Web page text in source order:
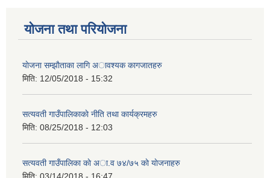
योजना तथा परियोजना
याेजना सम्झाैताका लागि अावश्यक कागजातहरु
मिति: 12/05/2018 - 15:32
सत्यवती गाउँपालिकाकाे नीति तथा कार्यक्रमहरु
मिति: 08/25/2018 - 12:03
सत्यवती गाउँपालिका काे अा‍.व ७४/७५ काे याेजनाहरु
मिति: 03/14/2018 - 16:47